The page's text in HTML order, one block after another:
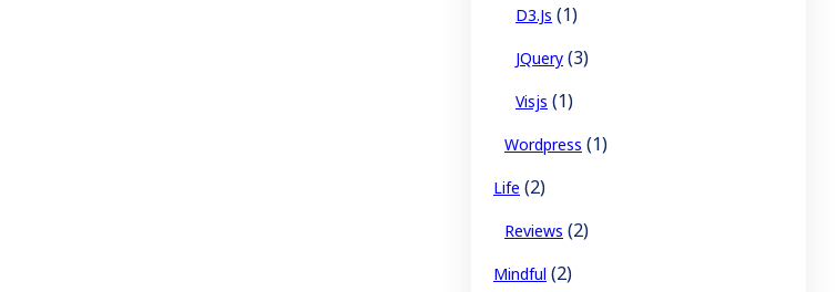
D3.js (1)
JQuery (3)
Visjs (1)
Wordpress (1)
Life (2)
Reviews (2)
Mindful (2)